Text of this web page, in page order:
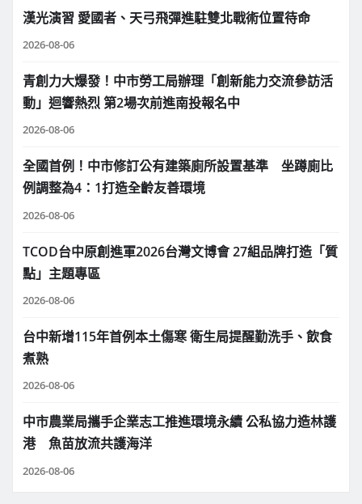
漢光演習 愛國者、天弓飛彈進駐雙北戰術位置待命
2026-08-06
青創力大爆發！中市勞工局辦理「創新能力交流參訪活
動」迴響熱烈 第2場次前進南投報名中
2026-08-06
全國首例！中市修訂公有建築廁所設置基準 坐蹲廁比
例調整為4：1打造全齡友善環境
2026-08-06
TCOD台中原創進軍2026台灣文博會 27組品牌打造「質
點」主題專區
2026-08-06
台中新增115年首例本土傷寒 衛生局提醒勤洗手、飲食
煮熟
2026-08-06
中市農業局攜手企業志工推進環境永續 公私協力造林護
港 魚苗放流共護海洋
2026-08-06